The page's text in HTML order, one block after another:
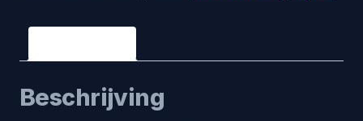
5315588
Beschrijving